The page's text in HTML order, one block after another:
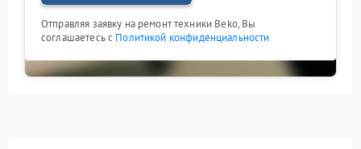
Отправляя заявку на ремонт техники Beko, Вы
соглашаетесь с Политикой конфиденциальности